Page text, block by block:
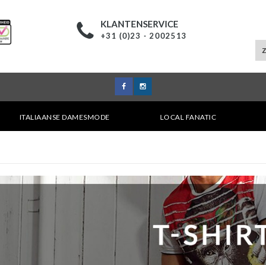
KLANTENSERVICE
+31 (0)23 - 2002513
ITALIAANSE DAMESMODE LOCAL FANATIC